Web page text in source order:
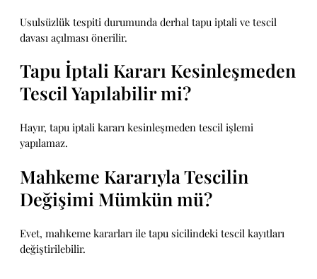
Usulsüzlük tespiti durumunda derhal tapu iptali ve tescil
davası açılması önerilir.
Tapu İptali Kararı Kesinleşmeden
Tescil Yapılabilir mi?
Hayır, tapu iptali kararı kesinleşmeden tescil işlemi
yapılamaz.
Mahkeme Kararıyla Tescilin
Değişimi Mümkün mü?
Evet, mahkeme kararları ile tapu sicilindeki tescil kayıtları
değiştirilebilir.